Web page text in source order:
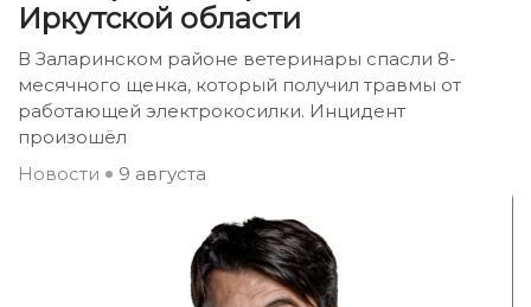
Иркутской области
В Заларинском районе ветеринары спасли 8-
месячного щенка, который получил травмы от
работающей электрокосилки. Инцидент
произошёл
Новости
9 августа